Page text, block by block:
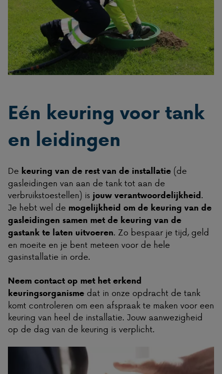
Eén keuring voor tank
en leidingen
De keuring van de rest van de installatie (de
gasleidingen van aan de tank tot aan de
verbruikstoestellen) is jouw verantwoordelijkheid.
Je hebt wel de mogelijkheid om de keuring van de
gasleidingen samen met de keuring van de
gastank te laten uitvoeren. Zo bespaar je tijd, geld
en moeite en je bent meteen voor de hele
gasinstallatie in orde.
Neem contact op met het erkend
keuringsorganisme dat in onze opdracht de tank
komt controleren om een afspraak te maken voor een
keuring van heel de installatie. Jouw aanwezigheid
op de dag van de keuring is verplicht.